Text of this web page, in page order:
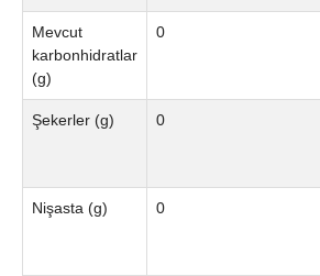
Mevcut
karbonhidratlar
(g)
0
Şekerler (g) 0
Nişasta (g) 0